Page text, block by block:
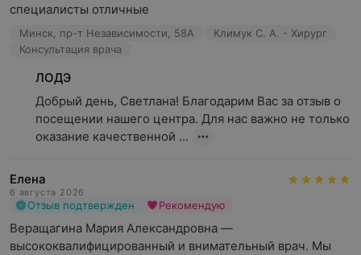
специалисты отличные
Минск, пр-т Независимости, 58А
Климук С. А. - Хирург
Консультация врача
ЛОДЭ
Добрый день, Светлана! Благодарим Вас за отзыв о
посещении нашего центра. Для нас важно не только
оказание качественной ...
Елена
6 августа 2026
Отзыв подтвержден Рекомендую
Веращагина Мария Александровна —
высококвалифицированный и внимательный врач. Мы